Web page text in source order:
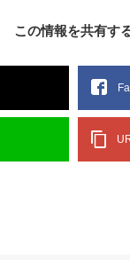
この情報を共有す